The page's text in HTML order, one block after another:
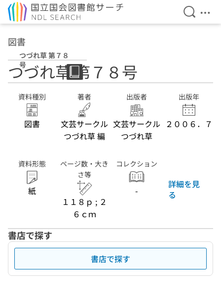
検索を
メ
図書
つづれ草 第７８
号
つづれ草 第７８号
資料種別
図書
著者
文芸サークル
つづれ草 編
出版者
文芸サークル
つづれ草
出版年
２００６．７
資料形態
紙
ページ数・大き
さ等
１１８ｐ ; ２
６ｃｍ
コレクション
-
詳細を見
る
書店で探す
書店で探す